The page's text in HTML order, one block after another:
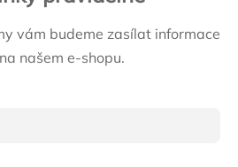
vám budeme zasílat informace
našem e-shopu.